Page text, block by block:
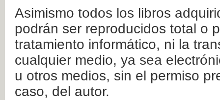
Asimismo todos los libros
podrán ser reproducidos total o
tratamiento informático, ni la
cualquier medio, ya sea
u otros medios, sin el permiso
caso, del autor.